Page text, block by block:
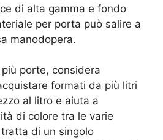
di alta gamma e fondo
per porta può salire a
manodopera.
porte, considera
formati da più litri
al litro e aiuta a
di colore tra le varie
di un singolo